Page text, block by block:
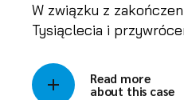
W związku z
Tysiąclecia i
Read more
about this case